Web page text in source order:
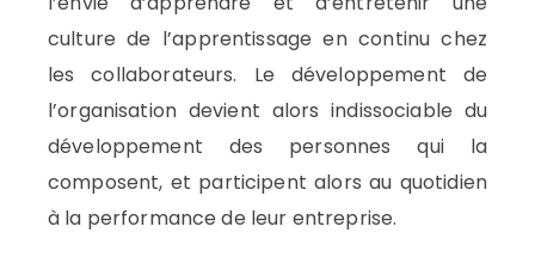
culture de l’apprentissage en continu chez
les collaborateurs. Le développement de
l’organisation devient alors indissociable du
développement des personnes qui la
composent, et participent alors au quotidien
à la performance de leur entreprise.